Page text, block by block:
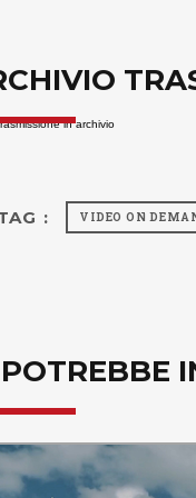
in archivio
: VIDEO ON